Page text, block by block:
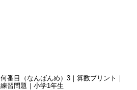
何番目（なんばんめ）3｜算数プリント｜
練習問題｜小学1年生